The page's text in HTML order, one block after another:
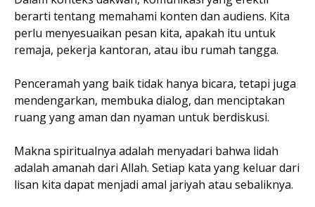
berarti tentang memahami konten dan audiens. Kita
perlu menyesuaikan pesan kita, apakah itu untuk
remaja, pekerja kantoran, atau ibu rumah tangga.
Penceramah yang baik tidak hanya bicara, tetapi juga
mendengarkan, membuka dialog, dan menciptakan
ruang yang aman dan nyaman untuk berdiskusi.
Makna spiritualnya adalah menyadari bahwa lidah
adalah amanah dari Allah. Setiap kata yang keluar dari
lisan kita dapat menjadi amal jariyah atau sebaliknya.